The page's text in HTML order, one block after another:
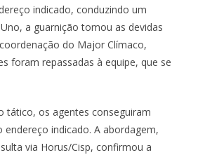
indicado, conduzindo um
a guarnição tomou as devidas
do Major Clímaco,
foram repassadas à equipe, que se
tático, os agentes conseguiram
indicado. A abordagem,
via Horus/Cisp, confirmou a